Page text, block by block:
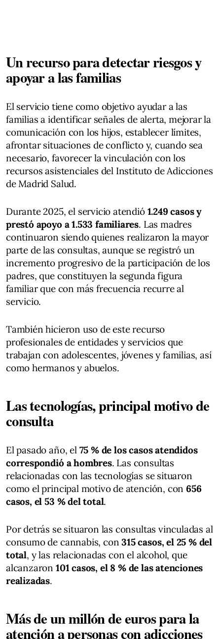
Un recurso para detectar riesgos y
apoyar a las familias
El servicio tiene como objetivo ayudar a las
familias a identificar señales de alerta, mejorar la
comunicación con los hijos, establecer límites,
afrontar situaciones de conflicto y, cuando sea
necesario, favorecer la vinculación con los
recursos asistenciales del Instituto de Adicciones
de Madrid Salud.
Durante 2025, el servicio atendió 1.249 casos y
prestó apoyo a 1.533 familiares. Las madres
continuaron siendo quienes realizaron la mayor
parte de las consultas, aunque se registró un
incremento progresivo de la participación de los
padres, que constituyen la segunda figura
familiar que con más frecuencia recurre al
servicio.
También hicieron uso de este recurso
profesionales de entidades y servicios que
trabajan con adolescentes, jóvenes y familias, así
como hermanos y abuelos.
Las tecnologías, principal motivo de
consulta
El pasado año, el 75 % de los casos atendidos
correspondió a hombres. Las consultas
relacionadas con las tecnologías se situaron
como el principal motivo de atención, con656
casos, el 53 % del total.
Por detrás se situaron las consultas vinculadas al
consumo de cannabis, con315 casos, el 25 % del
total, y las relacionadas con el alcohol, que
alcanzaron 101 casos, el 8 % de las atenciones
realizadas.
Más de un millón de euros para la
atención a personas con adicciones